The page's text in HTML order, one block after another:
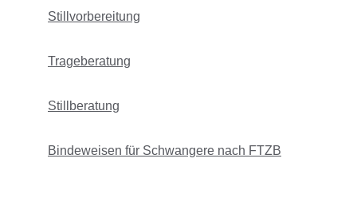
Stillvorbereitung
Trageberatung
Stillberatung
Bindeweisen für Schwangere nach FTZB